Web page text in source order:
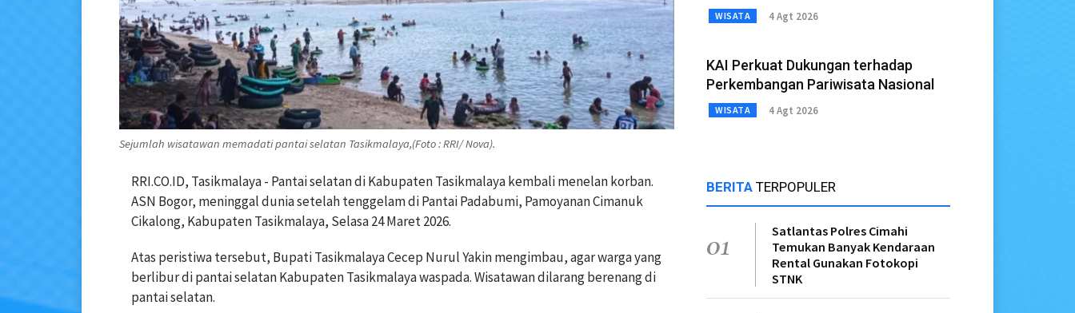
Sejumlah wisatawan memadati pantai selatan Tasikmalaya,(Foto : RRI/ Nova).
RRI.CO.ID, Tasikmalaya - Pantai selatan di Kabupaten Tasikmalaya kembali menelan korban.
ASN Bogor, meninggal dunia setelah tenggelam di Pantai Padabumi, Pamoyanan Cimanuk
Cikalong, Kabupaten Tasikmalaya, Selasa 24 Maret 2026.
Atas peristiwa tersebut, Bupati Tasikmalaya Cecep Nurul Yakin mengimbau, agar warga yang
berlibur di pantai selatan Kabupaten Tasikmalaya waspada. Wisatawan dilarang berenang di
pantai selatan.
WISATA 4 Agt 2026
KAI Perkuat Dukungan terhadap
Perkembangan Pariwisata Nasional
WISATA 4 Agt 2026
BERITA TERPOPULER
01
Satlantas Polres Cimahi
Temukan Banyak Kendaraan
Rental Gunakan Fotokopi
STNK